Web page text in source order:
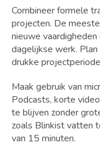
Combineer formele
projecten. De
nieuwe
dagelijkse werk.
drukke
Maak gebruik van
Podcasts, korte
te blijven zonder
zoals Blinkist vatten
van 15 minuten.